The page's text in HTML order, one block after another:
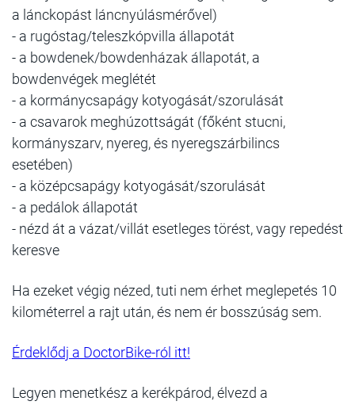
a lánckopást láncnyúlásmérővel)
- a rugóstag/teleszkópvilla állapotát
- a bowdenek/bowdenházak állapotát, a
bowdenvégek meglétét
- a kormánycsapágy kotyogását/szorulását
- a csavarok meghúzottságát (főként stucni,
kormányszarv, nyereg, és nyeregszárbilincs
esetében)
- a középcsapágy kotyogását/szorulását
- a pedálok állapotát
- nézd át a vázat/villát esetleges törést, vagy repedést
keresve
Ha ezeket végig nézed, tuti nem érhet meglepetés 10
kilométerrel a rajt után, és nem ér bosszúság sem.
Érdeklődj a DoctorBike-ról itt!
Legyen menetkész a kerékpárod, élvezd a